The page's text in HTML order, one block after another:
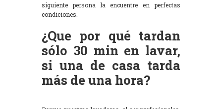
siguiente persona la encuentre en perfectas
condiciones.
¿Que por qué tardan
sólo 30 min en lavar,
si una de casa tarda
más de una hora?